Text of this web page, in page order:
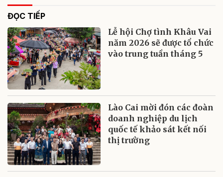
ĐỌC TIẾP
Lễ hội Chợ tình Khâu Vai
năm 2026 sẽ được tổ chức
vào trung tuần tháng 5
Lào Cai mời đón các đoàn
doanh nghiệp du lịch
quốc tế khảo sát kết nối
thị trường